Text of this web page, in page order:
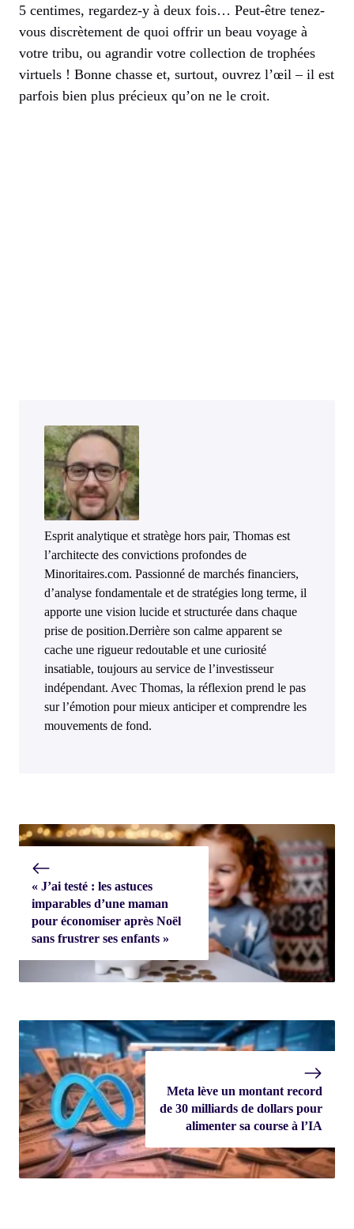
5 centimes, regardez-y à deux fois… Peut-être tenez-
vous discrètement de quoi offrir un beau voyage à
votre tribu, ou agrandir votre collection de trophées
virtuels ! Bonne chasse et, surtout, ouvrez l’œil – il est
parfois bien plus précieux qu’on ne le croit.
Esprit analytique et stratège hors pair, Thomas est
l’architecte des convictions profondes de
Minoritaires.com. Passionné de marchés financiers,
d’analyse fondamentale et de stratégies long terme, il
apporte une vision lucide et structurée dans chaque
prise de position.Derrière son calme apparent se
cache une rigueur redoutable et une curiosité
insatiable, toujours au service de l’investisseur
indépendant. Avec Thomas, la réflexion prend le pas
sur l’émotion pour mieux anticiper et comprendre les
mouvements de fond.
« J’ai testé : les astuces
imparables d’une maman
pour économiser après Noël
sans frustrer ses enfants »
Meta lève un montant record
de 30 milliards de dollars pour
alimenter sa course à l’IA